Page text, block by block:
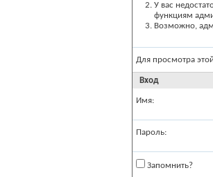
У вас
функциям
Возможно,
Для просмотра
Вход
Имя:
Пароль:
Запомнить?